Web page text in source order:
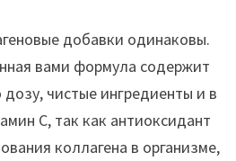
добавки одинаковы.
вами формула содержит
чистые ингредиенты и в
С, так как антиоксидант
коллагена в организме,